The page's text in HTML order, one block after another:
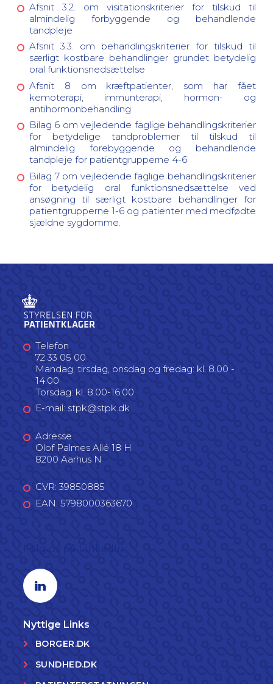
Afsnit 3.2. om visitationskriterier for tilskud til
almindelig forbyggende og behandlende
tandpleje
Afsnit 3.3. om behandlingskriterier for tilskud til
særligt kostbare behandlinger grundet betydelig
oral funktionsnedsættelse
Afsnit 8 om kræftpatienter, som har fået
kemoterapi, immunterapi, hormon- og
antihormonbehandling
Bilag 6 om vejledende faglige behandlingskriterier
for betydelige tandproblemer til tilskud til
almindelig forebyggende og behandlende
tandpleje for patientgrupperne 4-6
Bilag 7 om vejledende faglige behandlingskriterier
for betydelig oral funktionsnedsættelse ved
ansøgning til særligt kostbare behandlinger for
patientgrupperne 1-6 og patienter med medfødte
sjældne sygdomme.
Telefon
72 33 05 00
Mandag, tirsdag, onsdag og fredag: kl. 8.00 -
14.00
Torsdag: kl. 8.00-16.00
E-mail: stpk@stpk.dk
Adresse
Olof Palmes Allé 18 H
8200 Aarhus N
CVR: 39850885
EAN: 5798000363670
Linkedin profil
Nyttige Links
BORGER.DK
SUNDHED.DK